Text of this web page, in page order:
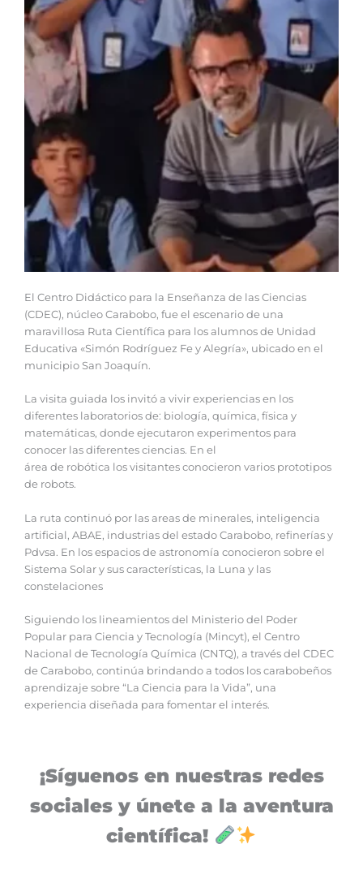
El Centro Didáctico para la Enseñanza de las Ciencias
(CDEC), núcleo Carabobo, fue el escenario de una
maravillosa Ruta Científica para los alumnos de Unidad
Educativa «Simón Rodríguez Fe y Alegría», ubicado en el
municipio San Joaquín.
La visita guiada los invitó a vivir experiencias en los
diferentes laboratorios de: biología, química, física y
matemáticas, donde ejecutaron experimentos para
conocer las diferentes ciencias. En el
área de robótica los visitantes conocieron varios prototipos
de robots.
La ruta continuó por las areas de minerales, inteligencia
artificial, ABAE, industrias del estado Carabobo, refinerías y
Pdvsa. En los espacios de astronomía conocieron sobre el
Sistema Solar y sus características, la Luna y las
constelaciones
Siguiendo los lineamientos del Ministerio del Poder
Popular para Ciencia y Tecnología (Mincyt), el Centro
Nacional de Tecnología Química (CNTQ), a través del CDEC
de Carabobo, continúa brindando a todos los carabobeños
aprendizaje sobre “La Ciencia para la Vida”, una
experiencia diseñada para fomentar el interés.
¡Síguenos en nuestras redes
sociales y únete a la aventura
científica!